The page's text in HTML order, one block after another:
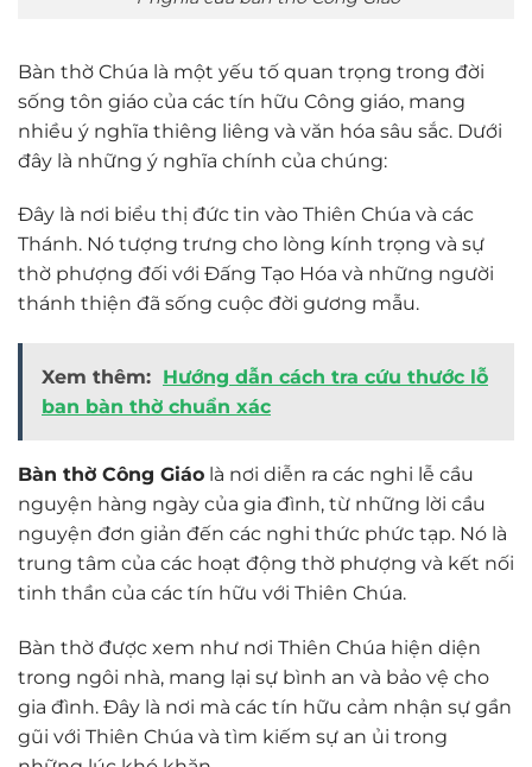
Bàn thờ Chúa là một yếu tố quan trọng trong đời
sống tôn giáo của các tín hữu Công giáo, mang
nhiều ý nghĩa thiêng liêng và văn hóa sâu sắc. Dưới
đây là những ý nghĩa chính của chúng:
Đây là nơi biểu thị đức tin vào Thiên Chúa và các
Thánh. Nó tượng trưng cho lòng kính trọng và sự
thờ phượng đối với Đấng Tạo Hóa và những người
thánh thiện đã sống cuộc đời gương mẫu.
Xem thêm: Hướng dẫn cách tra cứu thước lỗ
ban bàn thờ chuẩn xác
Bàn thờ Công Giáo là nơi diễn ra các nghi lễ cầu
nguyện hàng ngày của gia đình, từ những lời cầu
nguyện đơn giản đến các nghi thức phức tạp. Nó là
trung tâm của các hoạt động thờ phượng và kết nối
tinh thần của các tín hữu với Thiên Chúa.
Bàn thờ được xem như nơi Thiên Chúa hiện diện
trong ngôi nhà, mang lại sự bình an và bảo vệ cho
gia đình. Đây là nơi mà các tín hữu cảm nhận sự gần
gũi với Thiên Chúa và tìm kiếm sự an ủi trong